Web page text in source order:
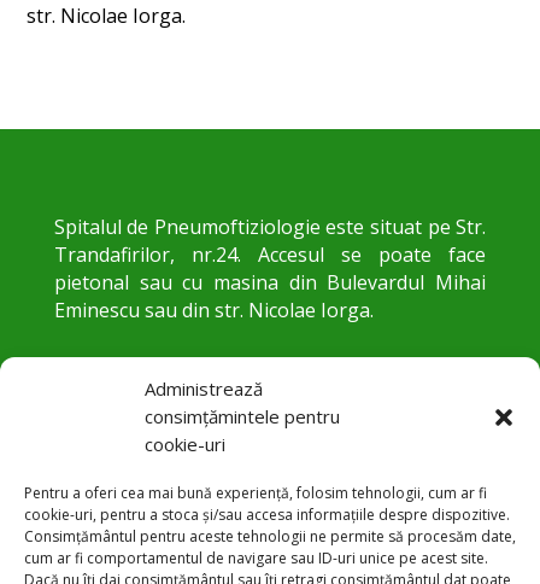
Administrează
consimțămintele pentru
cookie-uri
Pentru a oferi cea mai bună experiență, folosim tehnologii, cum ar fi
cookie-uri, pentru a stoca și/sau accesa informațiile despre dispozitive.
Consimțământul pentru aceste tehnologii ne permite să procesăm date,
cum ar fi comportamentul de navigare sau ID-uri unice pe acest site.
Dacă nu îți dai consimțământul sau îți retragi consimțământul dat poate
str. Nicolae Iorga.
Spitalul de Pneumoftiziologie este situat pe Str.
Trandafirilor, nr.24. Accesul se poate face
pietonal sau cu masina din Bulevardul Mihai
Eminescu sau din str. Nicolae Iorga.